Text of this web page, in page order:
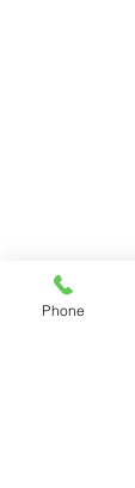
Phone